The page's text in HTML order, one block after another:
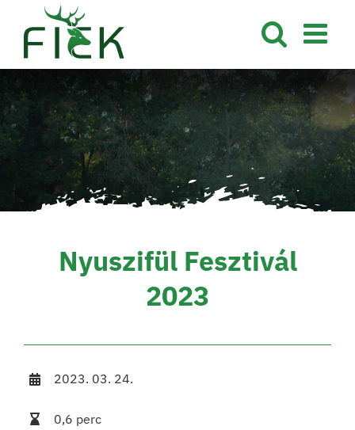
Kihagyás
Nyuszifül Fesztivál
2023
2023. 03. 24.
0,6 perc